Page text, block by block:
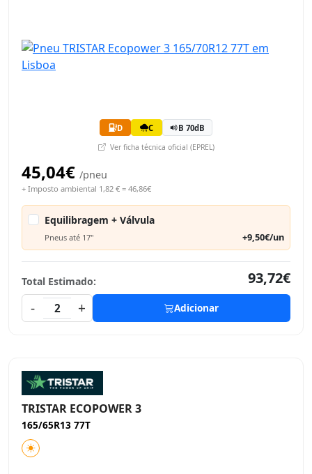
D C B 70dB
Ver ficha técnica oficial (EPREL)
45,04€ /pneu
+ Imposto ambiental 1,82 € = 46,86€
Equilibragem + Válvula
Pneus até 17" +9,50€/un
Total Estimado:
93,72€
-
2 + Adicionar
TRISTAR ECOPOWER 3
165/65R13 77T